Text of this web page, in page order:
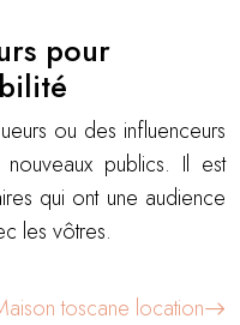
pour
ou des influenceurs
publics. Il est
qui ont une audience
les vôtres.
toscane location